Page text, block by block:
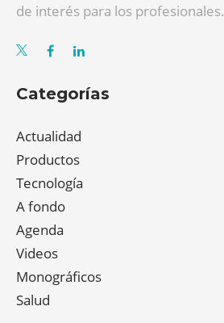
de interés para los profesionales.
Categorías
Actualidad
Productos
Tecnología
A fondo
Agenda
Videos
Monográficos
Salud